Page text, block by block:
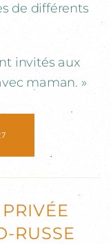
de différents
invités aux
maman. »
RUSSE